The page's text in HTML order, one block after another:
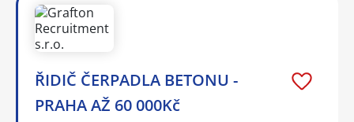
ŘIDIČ ČERPADLA BETONU -
PRAHA AŽ 60 000Kč